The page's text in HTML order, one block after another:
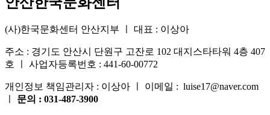
(사)한국문화센터 안산지부 ㅣ 대표 : 이상아
주소 : 경기도 안산시 단원구 고잔로 102 대지스타타워 4층 407
호 ㅣ 사업자등록번호 : 441-60-00772
개인정보 책임관리자 : 이상아 ㅣ 이메일 : luise17@naver.com
문의 : 031-487-3900